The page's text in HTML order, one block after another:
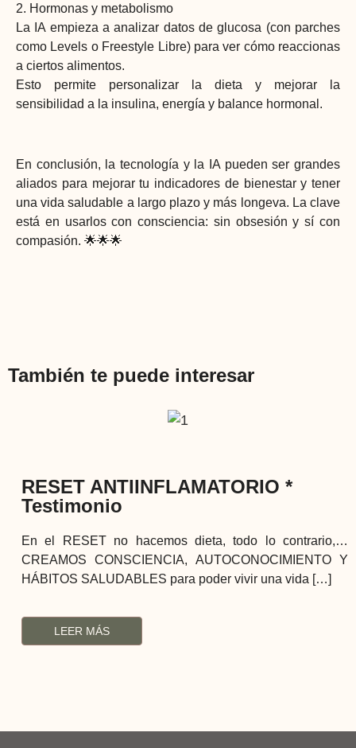
2. Hormonas y metabolismo
La IA empieza a analizar datos de glucosa (con parches
como Levels o Freestyle Libre) para ver cómo reaccionas
a ciertos alimentos.
Esto permite personalizar la dieta y mejorar la
sensibilidad a la insulina, energía y balance hormonal.
En conclusión, la tecnología y la IA pueden ser grandes
aliados para mejorar tu indicadores de bienestar y tener
una vida saludable a largo plazo y más longeva. La clave
está en usarlos con consciencia: sin obsesión y sí con
compasión. 🌟🌟🌟
También te puede interesar
RESET ANTIINFLAMATORIO *
Testimonio
En el RESET no hacemos dieta, todo lo contrario,…
CREAMOS CONSCIENCIA, AUTOCONOCIMIENTO Y
HÁBITOS SALUDABLES para poder vivir una vida […]
LEER MÁS